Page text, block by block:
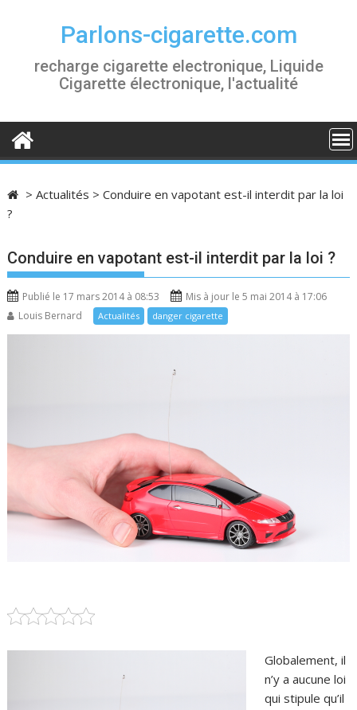
c
n
Parlons-cigarette.com
recharge cigarette electronique, Liquide
Cigarette électronique, l'actualité
>Actualités >Conduire en vapotant est-il interdit par la loi
?
Conduire en vapotant est-il interdit par la loi ?
Publié le 17 mars 2014 à 08:53
Mis à jour le 5 mai 2014 à 17:06
Louis Bernard
Actualités danger cigarette
Globalement, il
n’y a aucune loi
qui stipule qu’il